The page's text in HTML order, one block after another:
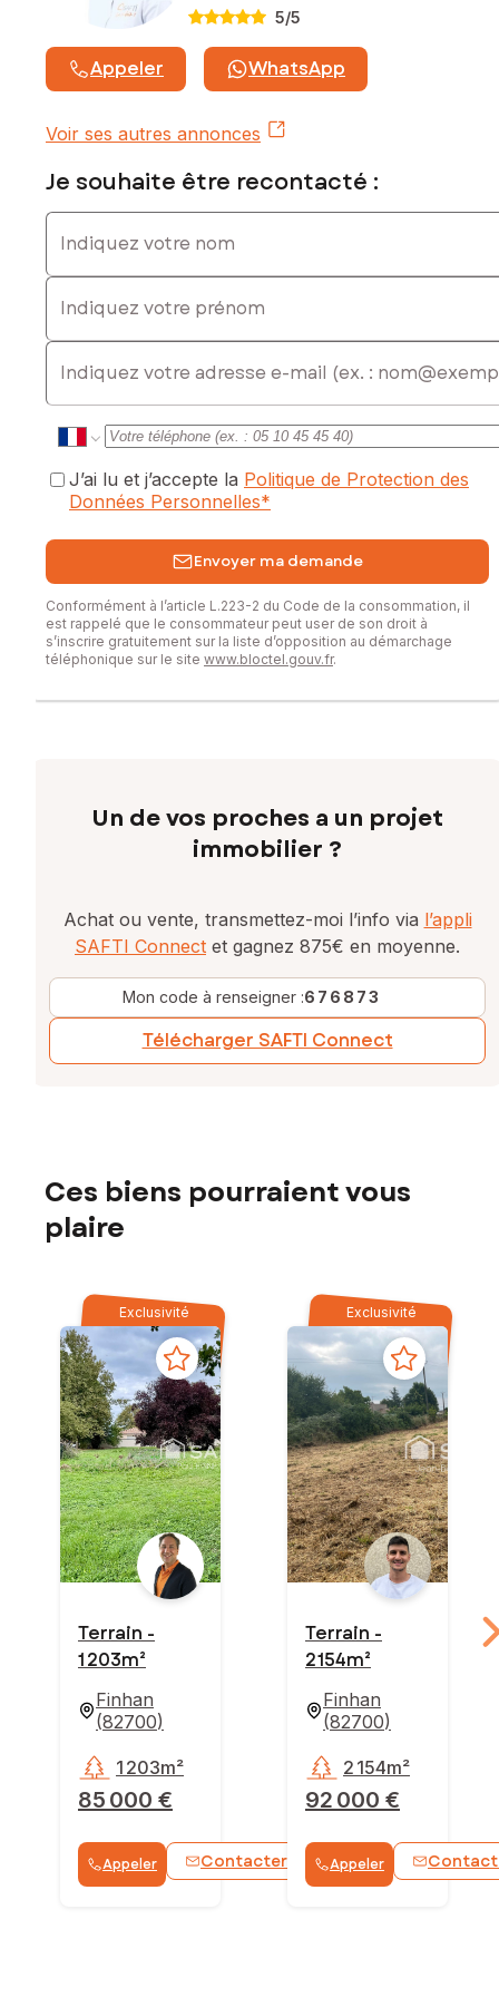
Les informations sur les risques auxquels ce bien est
exposé sont disponibles sur le site Géorisques :
www.georisques.gouv.fr
Honoraires charge vendeur
Contactez votre conseiller SAFTI : Audrey COSTAMAGNA,
Tél. : 07 66 33 98 23, E-mail : audrey.costamagna@safti.fr -
sous le numéro 848 522 355
5/5
Appeler WhatsApp
Voir ses autres annonces
Je souhaite être recontacté :
Indiquez votre nom
Indiquez votre prénom
E-mail
J’ai lu et j’accepte la Politique de Protection des
Données Personnelles*
Envoyer ma demande
Conformément à l’article L.223-2 du Code de la consommation, il
est rappelé que le consommateur peut user de son droit à
s’inscrire gratuitement sur la liste d’opposition au démarchage
téléphonique sur le site www.bloctel.gouv.fr.
Un de vos proches a un projet
immobilier ?
Achat ou vente, transmettez-moi l’info via l’appli
SAFTI Connect et gagnez 875€ en moyenne.
Mon code à renseigner :676873
Télécharger SAFTI Connect
Ces biens pourraient vous
plaire
Exclusivité
Terrain -
1 203m²
Finhan
(82700)
85 000 €
1 203m²
Appeler Contacter WhatsApp
Exclusivité
Terrain -
2 154m²
Finhan
(82700)
92 000 €
2 154m²
Appeler